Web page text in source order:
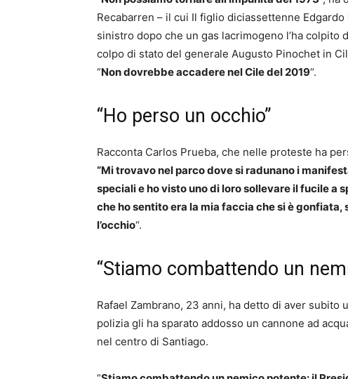
Recabarren – il cui Il figlio diciassettenne
sinistro dopo che un gas lacrimogeno l’ha colpito
colpo di stato del generale Augusto Pinochet in
“Non dovrebbe accadere nel Cile del 2019“.
“Ho perso un occhio”
Racconta Carlos Prueba, che nelle proteste ha
“Mi trovavo nel parco dove si radunano i
speciali e ho visto uno di loro sollevare il fucile a
che ho sentito era la mia faccia che si è
l’occhio“.
“Stiamo combattendo un
Rafael Zambrano, 23 anni, ha detto di aver
polizia gli ha sparato addosso un cannone ad
nel centro di Santiago.